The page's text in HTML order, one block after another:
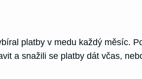
platby v medu každý měsíc.
a snažili se platby dát včas,